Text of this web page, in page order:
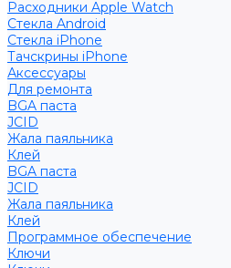
Расходники Apple Watch
Стекла Android
Стекла iPhone
Тачскрины iPhone
Аксессуары
Для ремонта
BGA паста
JCID
Жала паяльника
Клей
BGA паста
JCID
Жала паяльника
Клей
Программное обеспечение
Ключи